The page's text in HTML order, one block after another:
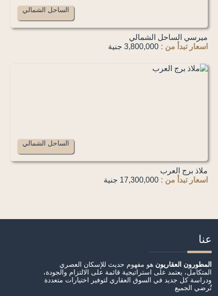
الساحل الشمالي
ميرسي الساحل الشمالي
اسعار تبدأ من : 3,800,000 جنية
الساحل الشمالي
ملاذ برج العرب
اسعار تبدأ من : 17,300,000 جنية
عنا
المطورون العقاريون هو مفهوم حديث للإسكان العصري
المتكامل، يعتمد على استراتيجية قائمة على الالتزام والجودة،
ودراسة كل جديد في السوق العقاري لتوفير اختيارات متعددة
تُرضي الجميع